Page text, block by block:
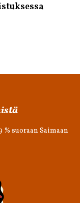
suoraan Saimaan